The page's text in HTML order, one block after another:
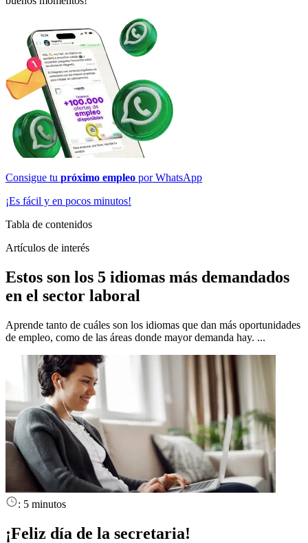
Consigue tu próximo empleo porWhatsApp
¡Es fácil y en pocos minutos!
Tabla de contenidos
Artículos de interés
Estos son los 5 idiomas más demandados
en el sector laboral
Aprende tanto de cuáles son los idiomas que dan más oportunidades
de empleo, como de las áreas donde mayor demanda hay. ...
: 5 minutos
¡Feliz día de la secretaria!